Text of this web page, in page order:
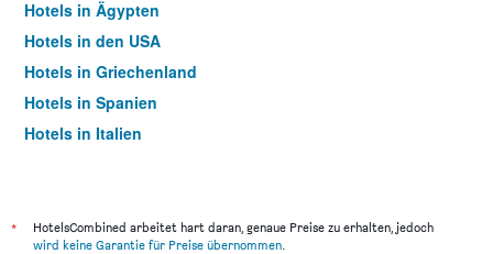
Hotels in Ägypten
Hotels in den USA
Hotels in Griechenland
Hotels in Spanien
Hotels in Italien
*
HotelsCombined arbeitet hart daran, genaue Preise zu erhalten, jedoch
wird keine Garantie für Preise übernommen.